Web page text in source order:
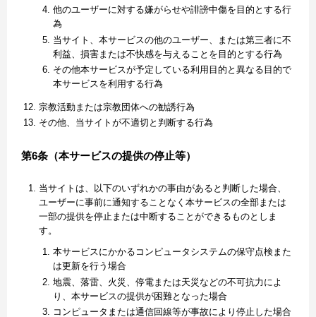
他のユーザーに対する嫌がらせや誹謗中傷を目的とする行
為
当サイト、本サービスの他のユーザー、または第三者に不
利益、損害または不快感を与えることを目的とする行為
その他本サービスが予定している利用目的と異なる目的で
本サービスを利用する行為
宗教活動または宗教団体への勧誘行為
その他、当サイトが不適切と判断する行為
第6条（本サービスの提供の停止等）
当サイトは、以下のいずれかの事由があると判断した場合、
ユーザーに事前に通知することなく本サービスの全部または
一部の提供を停止または中断することができるものとしま
す。
本サービスにかかるコンピュータシステムの保守点検また
は更新を行う場合
地震、落雷、火災、停電または天災などの不可抗力によ
り、本サービスの提供が困難となった場合
コンピュータまたは通信回線等が事故により停止した場合